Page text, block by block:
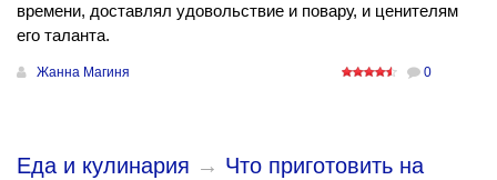
времени, доставлял удовольствие и повару, и ценителям
его таланта.
Жанна Магиня 0
Еда и кулинария → Что приготовить на